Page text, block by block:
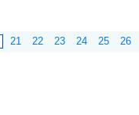
21 22 23 24 25 26